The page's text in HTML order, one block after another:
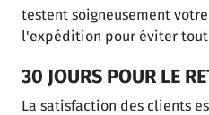
testent soigneusement
l'expédition pour éviter
30 JOURS POUR LE
La satisfaction des clients